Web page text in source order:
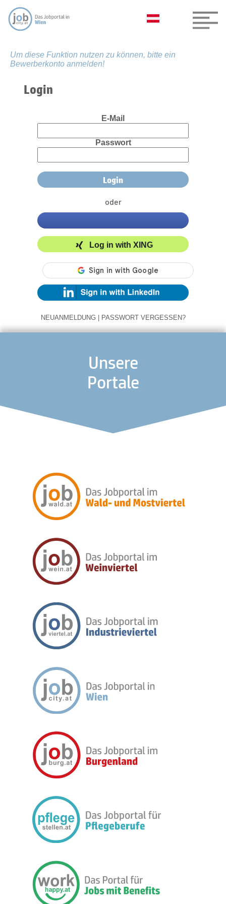
Um diese Funktion nutzen zu können, bitte ein
Bewerberkonto anmelden!
Login
E-Mail
Passwort
oder
Log in with XING
NEUANMELDUNG | PASSWORT VERGESSEN?
Unsere
Portale